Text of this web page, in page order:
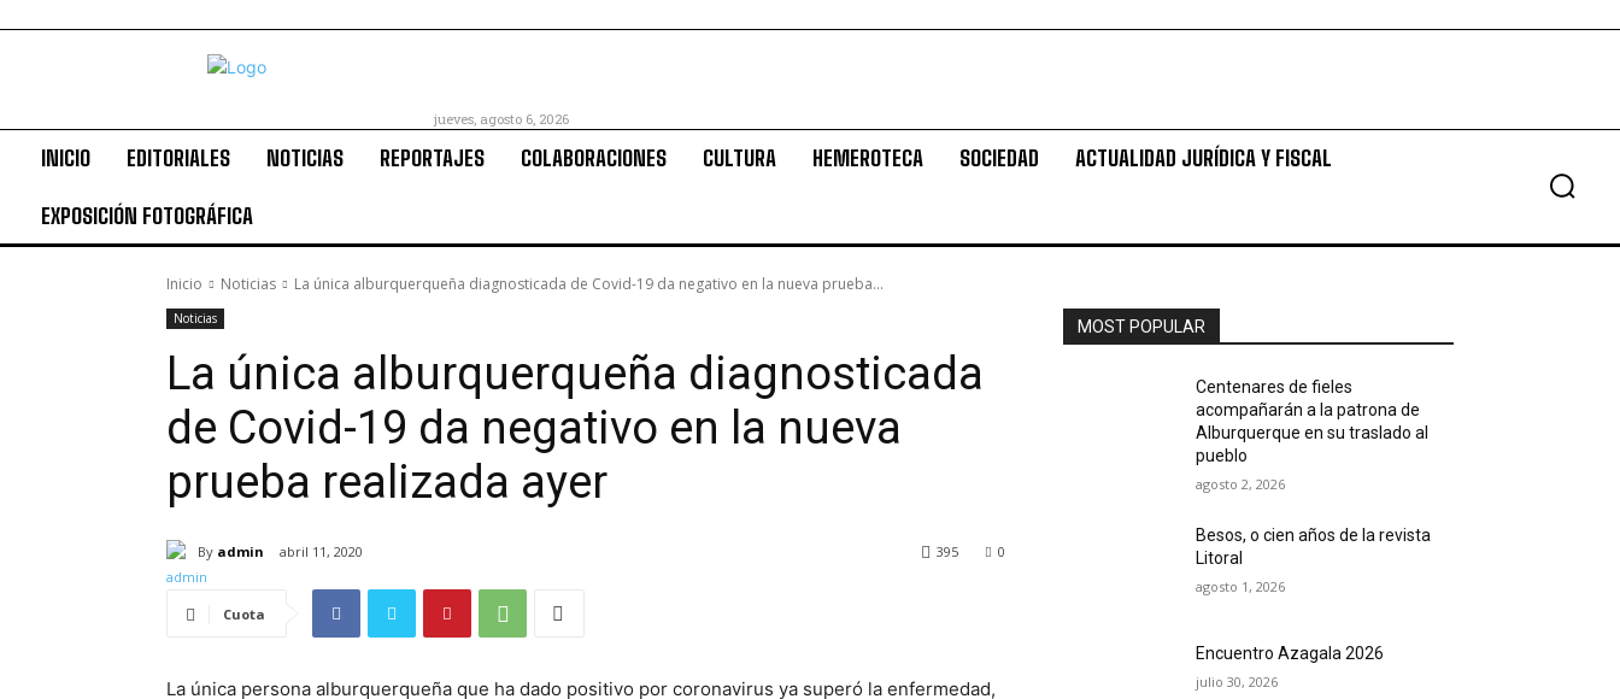
jueves, agosto 6, 2026
INICIO EDITORIALES NOTICIAS REPORTAJES COLABORACIONES CULTURA HEMEROTECA SOCIEDAD ACTUALIDAD JURÍDICA Y FISCAL
EXPOSICIÓN FOTOGRÁFICA
Inicio Noticias La única alburquerqueña diagnosticada de Covid-19 da negativo en la nueva prueba...
Noticias
La única alburquerqueña diagnosticada
de Covid-19 da negativo en la nueva
prueba realizada ayer
By admin abril 11, 2020 0
395
Cuota
La única persona alburquerqueña que ha dado positivo por coronavirus ya superó la enfermedad,
MOST POPULAR
Centenares de fieles
acompañarán a la patrona de
Alburquerque en su traslado al
pueblo
agosto 2, 2026
Besos, o cien años de la revista
Litoral
agosto 1, 2026
Encuentro Azagala 2026
julio 30, 2026